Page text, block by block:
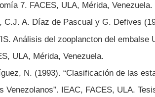
7. FACES, ULA, Mérida, Venezuela.
C.J. A. Díaz de Pascual y G. Defives
Análisis del zooplancton del embalse
ULA, Mérida, Venezuela.
N. (1993). “Clasificación de las
Venezolanos”. IEAC, FACES, ULA.